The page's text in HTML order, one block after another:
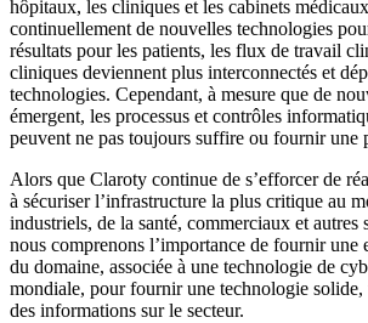
hôpitaux, les cliniques et les cabinets
continuellement de nouvelles technologies
résultats pour les patients, les flux de travail
cliniques deviennent plus interconnectés et
technologies. Cependant, à mesure que de
émergent, les processus et contrôles
peuvent ne pas toujours suffire ou fournir une
Alors que Claroty continue de s’efforcer de
à sécuriser l’infrastructure la plus critique au
industriels, de la santé, commerciaux et autres
nous comprenons l’importance de fournir une
du domaine, associée à une technologie de
mondiale, pour fournir une technologie
des informations sur le secteur.